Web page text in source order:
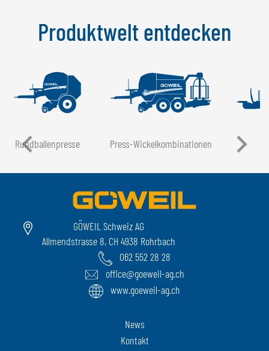
Produktwelt entdecken
Rundballen­presse Press-Wickel­kombinationen
GÖWEIL Schweiz AG
Allmendstrasse 8, CH 4938 Rohrbach
062 552 28 28
office@goeweil-ag.ch
www.goeweil-ag.ch
News
Kontakt